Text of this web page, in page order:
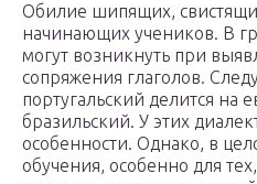
Обилие шипящих,
начинающих учеников. В
могут возникнуть при
сопряжения глаголов.
португальский делится на
бразильский. У этих
особенности. Однако, в
обучения, особенно для